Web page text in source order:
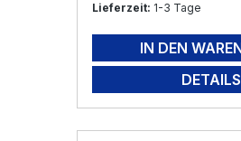
Lieferzeit: 1-3 Tage
IN DEN
DETAILS